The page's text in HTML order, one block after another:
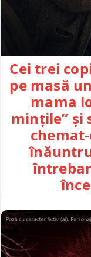
Cei trei
pe masă
mama
mințile” și